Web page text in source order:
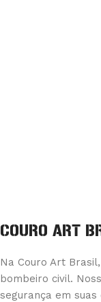
COURO ART
Na Couro Art
bombeiro civil.
segurança em suas